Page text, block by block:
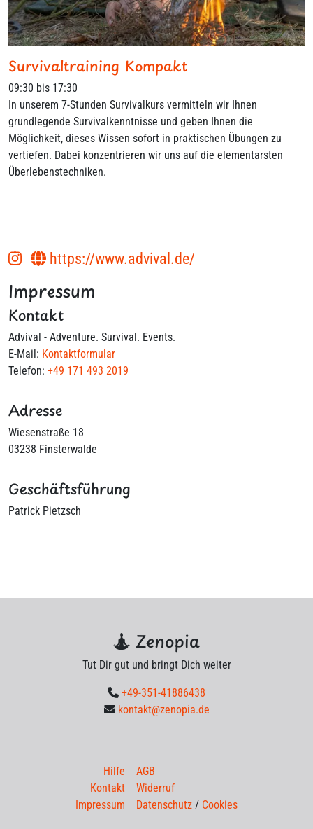
Survivaltraining Kompakt
09:30 bis 17:30
In unserem 7-Stunden Survivalkurs vermitteln wir Ihnen
grundlegende Survivalkenntnisse und geben Ihnen die
Möglichkeit, dieses Wissen sofort in praktischen Übungen zu
vertiefen. Dabei konzentrieren wir uns auf die elementarsten
Überlebenstechniken.
https://www.advival.de/
Impressum
Kontakt
Advival - Adventure. Survival. Events.
E-Mail: Kontaktformular
Telefon: +49 171 493 2019
Adresse
Wiesenstraße 18
03238 Finsterwalde
Geschäftsführung
Patrick Pietzsch
Zenopia
Tut Dir gut und bringt Dich weiter
+49-351-41886438
kontakt@zenopia.de
Hilfe
Kontakt
Impressum
AGB
Widerruf
Datenschutz / Cookies